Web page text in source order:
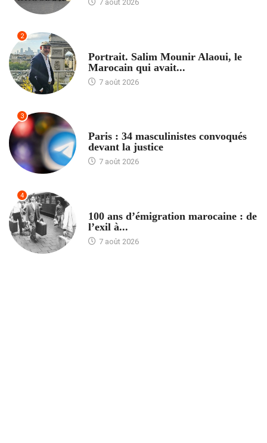
7 août 2026
2
Portrait. Salim Mounir Alaoui, le
Marocain qui avait...
7 août 2026
3
Paris : 34 masculinistes convoqués
devant la justice
7 août 2026
4
100 ans d’émigration marocaine : de
l’exil à...
7 août 2026